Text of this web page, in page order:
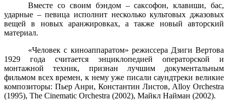
Вместе со своим бэндом – саксофон, клавиши, бас,
ударные – певица исполнит несколько культовых джазовых
вещей в новых аранжировках, а также новый авторский
материал.
«Человек с киноаппаратом» режиссера Дзиги Вертова
1929 года считается энциклопедией операторской и
монтажной техник, признан лучшим документальным
фильмом всех времен, к нему уже писали саундтреки великие
композиторы: Пьер Анри, Константин Листов, Alloy Orchestra
(1995), The Cinematic Orchestra (2002), Майкл Найман (2002).